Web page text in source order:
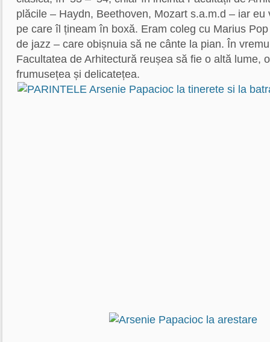
plăcile – Haydn, Beethoven, Mozart s.a.m.d – iar eu
pe care îl țineam în boxă. Eram coleg cu Marius
de jazz – care obișnuia să ne cânte la pian. În
Facultatea de Arhitectură reușea să fie o altă lume,
frumusețea și delicatețea.